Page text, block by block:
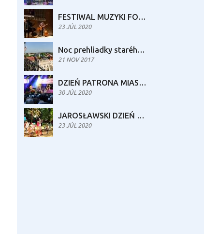
FESTIWAL MUZYKI FORTEPIANOWEJ IM. MARII TURZAŃSKIEJ
23 JÚL 2020
Noc prehliadky starého námestia
21 NOV 2017
DZIEŃ PATRONA MIASTA
30 JÚL 2020
JAROSŁAWSKI DZIEŃ DZIECKA
23 JÚL 2020